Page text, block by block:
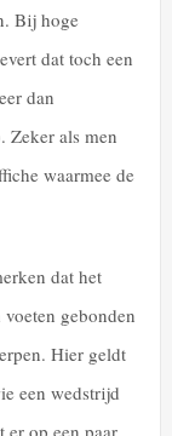
Bij hoge
dat toch een
dan
Zeker als men
waarmee de
dat het
gebonden
Hier geldt
een wedstrijd
er op een paar